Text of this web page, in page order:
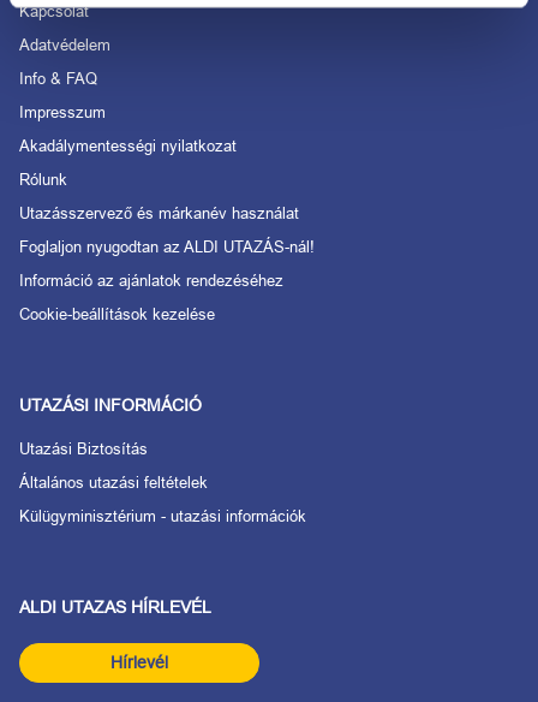
Kapcsolat
Adatvédelem
Info & FAQ
Impresszum
Akadálymentességi nyilatkozat
Rólunk
Utazásszervező és márkanév használat
Foglaljon nyugodtan az ALDI UTAZÁS-nál!
Információ az ajánlatok rendezéséhez
Cookie-beállítások kezelése
UTAZÁSI INFORMÁCIÓ
Utazási Biztosítás
Általános utazási feltételek
Külügyminisztérium - utazási információk
ALDI UTAZAS HÍRLEVÉL
Hírlevél